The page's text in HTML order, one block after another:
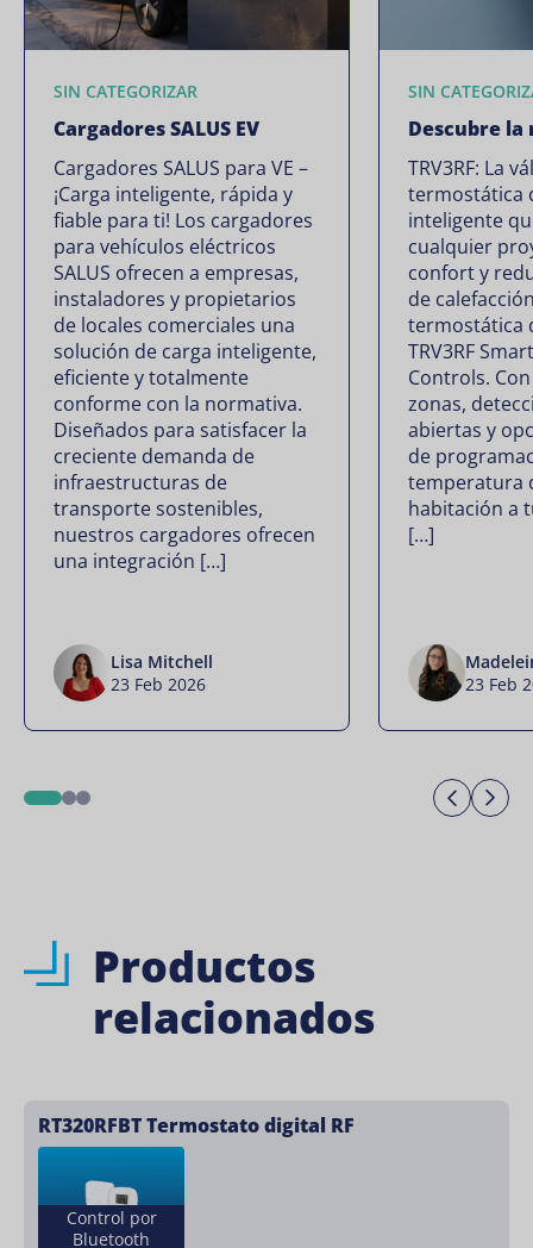
SIN CATEGORIZAR
Cargadores SALUS EV
Cargadores SALUS para VE –
¡Carga inteligente, rápida y
fiable para ti! Los cargadores
para vehículos eléctricos
SALUS ofrecen a empresas,
instaladores y propietarios
de locales comerciales una
solución de carga inteligente,
eficiente y totalmente
conforme con la normativa.
Diseñados para satisfacer la
creciente demanda de
infraestructuras de
transporte sostenibles,
nuestros cargadores ofrecen
una integración […]
Lisa Mitchell
23 Feb 2026
SIN
Descubre la
TRV3RF: La
termostática
inteligente
cualquier
confort y
de
termostática
TRV3RF
Controls.
zonas,
abiertas y
de
temperatura
habitación a
[…]
23 Feb
12
Productos
relacionados
RT320RFBT Termostato digital RF
Control por
Bluetooth